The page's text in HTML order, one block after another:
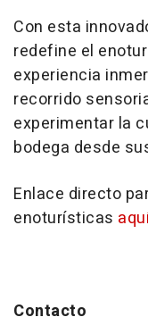
Con esta
redefine el
experiencia
recorrido
experimentar la
bodega desde
Enlace directo
enoturísticas
Contacto